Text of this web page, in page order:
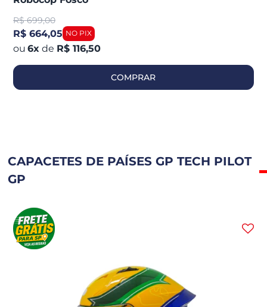
R$ 699,00
R$ 664,05
6x de R$ 116,50
COMPRAR
CAPACETES DE PAÍSES GP TECH PILOT
GP